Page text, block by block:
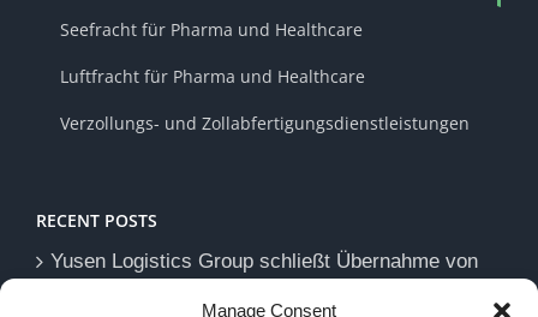
Manage Consent
Seefracht für Pharma und Healthcare
Luftfracht für Pharma und Healthcare
Verzollungs- und Zollabfertigungsdienstleistungen
RECENT POSTS
Yusen Logistics Group schließt Übernahme von